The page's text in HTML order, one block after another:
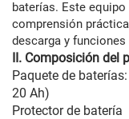
baterías. Este
comprensión
descarga y
II. Composición del
Paquete de
20 Ah)
Protector de batería